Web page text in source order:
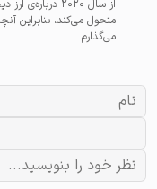
از سال ۲۰۲۰
متحول می‌کند، بنابراین
می‌گذارم.